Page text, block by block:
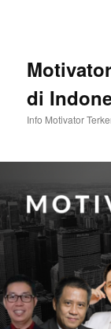
di
Info Motivator